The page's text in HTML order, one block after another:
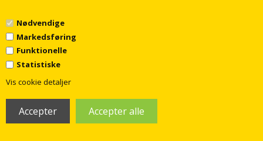
Nødvendige
Markedsføring
Funktionelle
Statistiske
Vis cookie detaljer